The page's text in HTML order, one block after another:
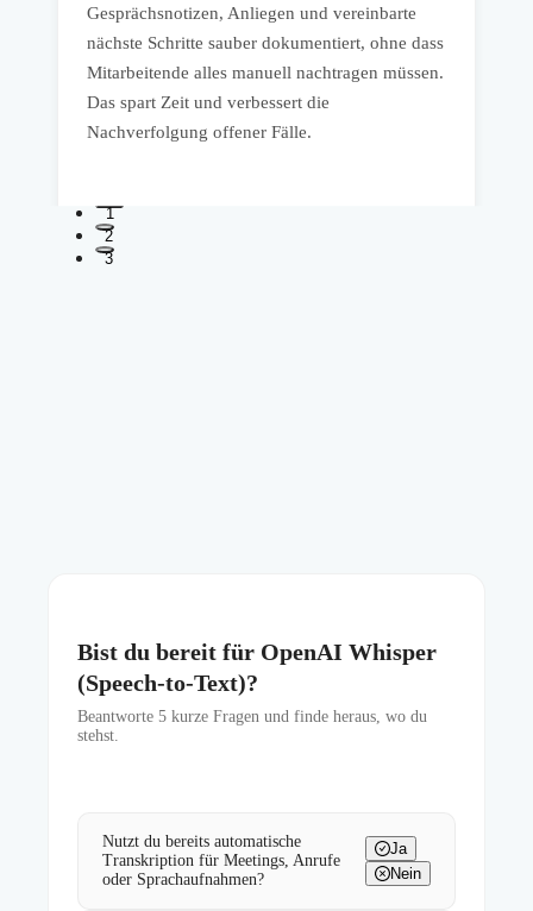
Gesprächsnotizen, Anliegen und vereinbarte
nächste Schritte sauber dokumentiert, ohne dass
Mitarbeitende alles manuell nachtragen müssen.
Das spart Zeit und verbessert die
Nachverfolgung offener Fälle.
1
2
3
Bist du bereit für OpenAI Whisper
(Speech-to-Text)?
Beantworte 5 kurze Fragen und finde heraus, wo du
stehst.
Nutzt du bereits automatische
Transkription für Meetings, Anrufe
oder Sprachaufnahmen?
Ja
Nein